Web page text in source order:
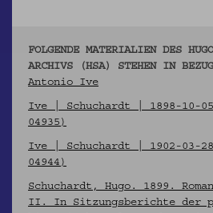
FOLGENDE MATERIALIEN DES
ARCHIVS (HSA) STEHEN IN
Antonio Ive
Ive | Schuchardt | 1898-10-
04935)
Ive | Schuchardt | 1902-03-
04944)
Schuchardt, Hugo. 1899.
II. In Sitzungsberichte der